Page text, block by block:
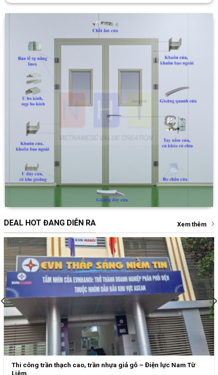
DEAL HOT ĐANG DIỄN RA
Thi công trần thạch cao, trần nhựa giả gỗ – Điện lực Nam Từ
Liêm
Tháng 7 23, 2025